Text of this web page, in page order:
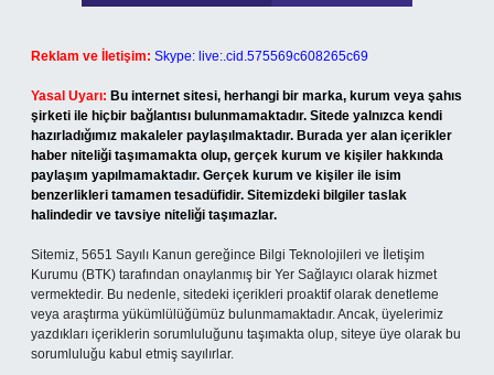
Reklam ve İletişim: Skype: live:.cid.575569c608265c69
Yasal Uyarı: Bu internet sitesi, herhangi bir marka, kurum veya şahıs
şirketi ile hiçbir bağlantısı bulunmamaktadır. Sitede yalnızca kendi
hazırladığımız makaleler paylaşılmaktadır. Burada yer alan içerikler
haber niteliği taşımamakta olup, gerçek kurum ve kişiler hakkında
paylaşım yapılmamaktadır. Gerçek kurum ve kişiler ile isim
benzerlikleri tamamen tesadüfidir. Sitemizdeki bilgiler taslak
halindedir ve tavsiye niteliği taşımazlar.
Sitemiz, 5651 Sayılı Kanun gereğince Bilgi Teknolojileri ve İletişim
Kurumu (BTK) tarafından onaylanmış bir Yer Sağlayıcı olarak hizmet
vermektedir. Bu nedenle, sitedeki içerikleri proaktif olarak denetleme
veya araştırma yükümlülüğümüz bulunmamaktadır. Ancak, üyelerimiz
yazdıkları içeriklerin sorumluluğunu taşımakta olup, siteye üye olarak bu
sorumluluğu kabul etmiş sayılırlar.